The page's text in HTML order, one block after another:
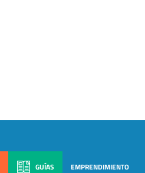
GUÍAS EMPRENDIMIENTO